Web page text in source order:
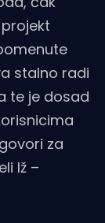
stalno radi
te je dosad
za
Iž –